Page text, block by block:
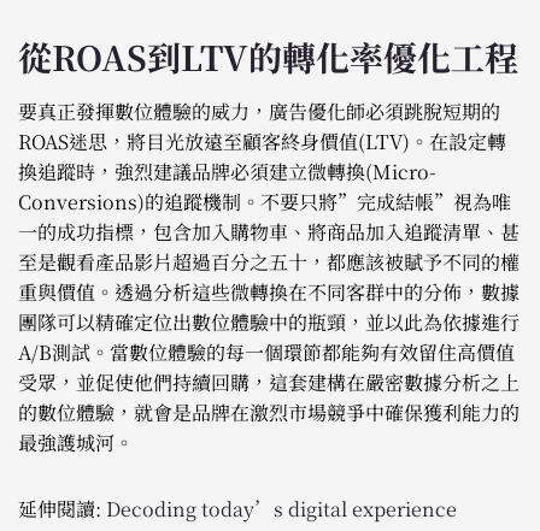
從ROAS到LTV的轉化率優化工程
要真正發揮數位體驗的威力，廣告優化師必須跳脫短期的
ROAS迷思，將目光放遠至顧客終身價值(LTV)。在設定轉
換追蹤時，強烈建議品牌必須建立微轉換(Micro-
Conversions)的追蹤機制。不要只將”完成結帳”視為唯
一的成功指標，包含加入購物車、將商品加入追蹤清單、甚
至是觀看產品影片超過百分之五十，都應該被賦予不同的權
重與價值。透過分析這些微轉換在不同客群中的分佈，數據
團隊可以精確定位出數位體驗中的瓶頸，並以此為依據進行
A/B測試。當數位體驗的每一個環節都能夠有效留住高價值
受眾，並促使他們持續回購，這套建構在嚴密數據分析之上
的數位體驗，就會是品牌在激烈市場競爭中確保獲利能力的
最強護城河。
延伸閱讀: Decoding today’s digital experience